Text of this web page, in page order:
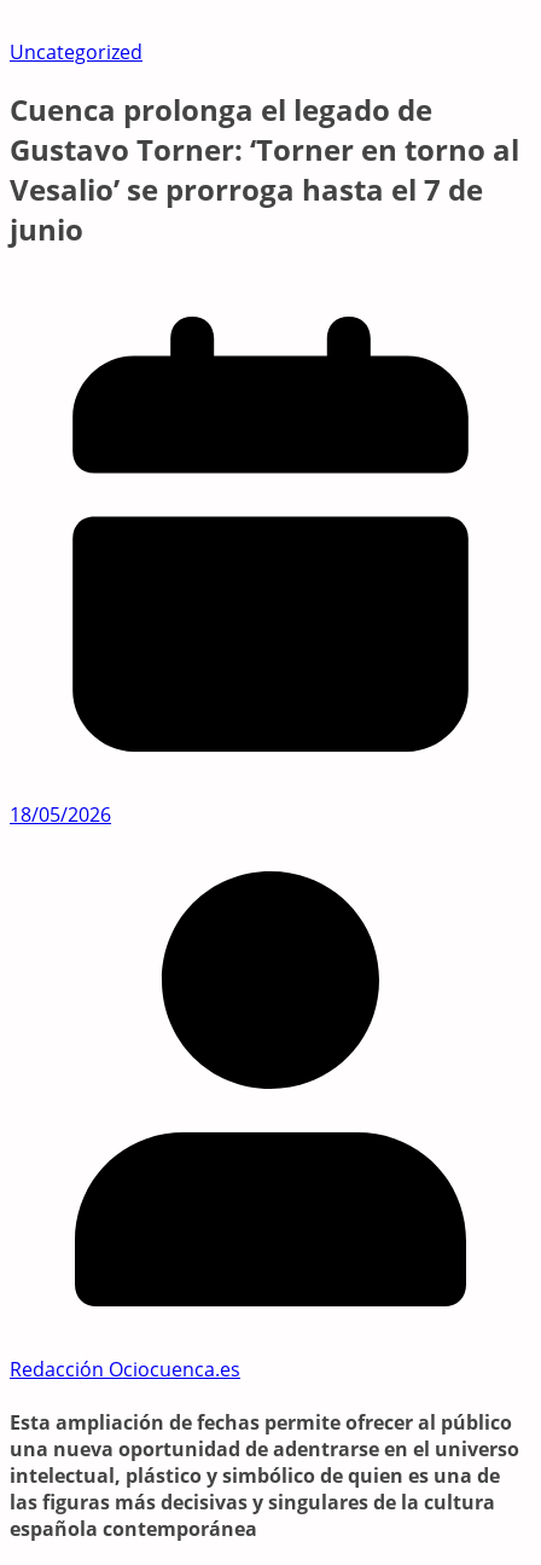
Uncategorized
Cuenca prolonga el legado de
Gustavo Torner: ‘Torner en torno al
Vesalio’ se prorroga hasta el 7 de
junio
18/05/2026
Redacción Ociocuenca.es
Esta ampliación de fechas permite ofrecer al público
una nueva oportunidad de adentrarse en el universo
intelectual, plástico y simbólico de quien es una de
las figuras más decisivas y singulares de la cultura
española contemporánea